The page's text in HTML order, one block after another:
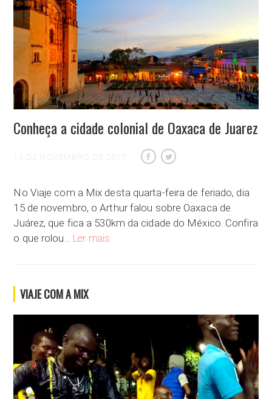
Conheça a cidade colonial de Oaxaca de Juarez
15 DE NOVEMBRO DE 2017
No Viaje com a Mix desta quarta-feira de feriado, dia
15 de novembro, o Arthur falou sobre Oaxaca de
Juárez, que fica a 530km da cidade do México. Confira
o que rolou… Ler mais
VIAJE COM A MIX